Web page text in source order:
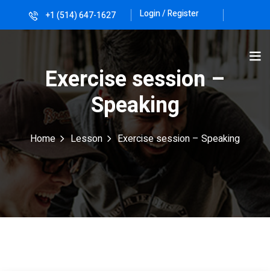
+1 (514) 647-1627 Login / Register
Exercise session –
Speaking
Home Lesson Exercise session – Speaking
Sign in Sign up
Sign in
Don’t have an account?Sign up
Remember me Lost your password?